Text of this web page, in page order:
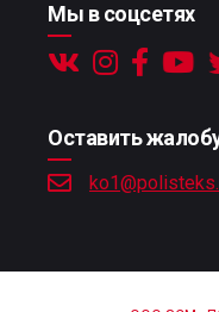
Мы в соцсетях
Оставить